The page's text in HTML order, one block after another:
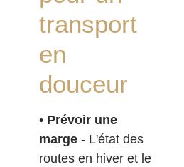
transport
en
douceur
• Prévoir une
marge - L'état des
routes en hiver et le